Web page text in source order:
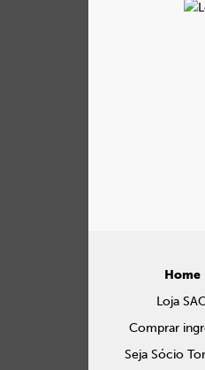
Home
Loja
Comprar
Seja Sócio